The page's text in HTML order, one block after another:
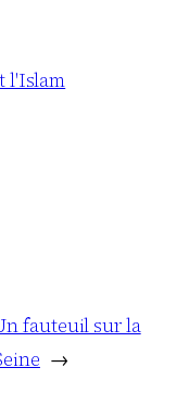
l'Islam
fauteuil sur la
→